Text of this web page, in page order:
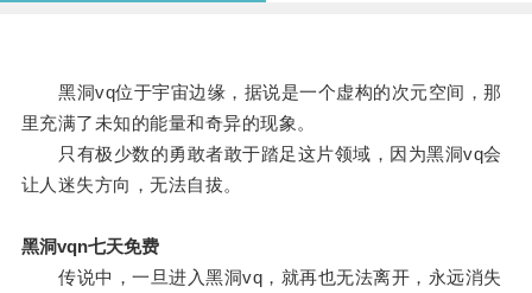
黑洞vq位于宇宙边缘，据说是一个虚构的次元空间，那
里充满了未知的能量和奇异的现象。
只有极少数的勇敢者敢于踏足这片领域，因为黑洞vq会
让人迷失方向，无法自拔。
黑洞vqn七天免费
传说中，一旦进入黑洞vq，就再也无法离开，永远消失